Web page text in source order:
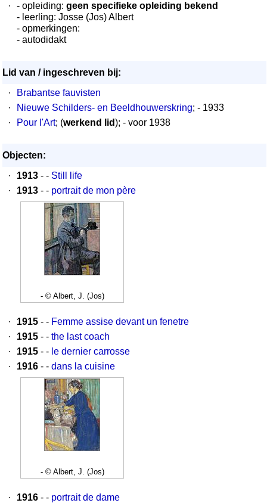
·
- opleiding: geen specifieke opleiding bekend
- leerling: Josse (Jos) Albert
- opmerkingen:
- autodidakt
Lid van / ingeschreven bij:
·
Brabantse fauvisten
·
Nieuwe Schilders- en Beeldhouwerskring; - 1933
·
Pour l'Art; (werkend lid); - voor 1938
Objecten:
·
1913 - - Still life
·
1913 - - portrait de mon père
- © Albert, J. (Jos)
· 1915 - - Femme assise devant un fenetre
·
1915 - - the last coach
·
1915 - - le dernier carrosse
·
1916 - - dans la cuisine
- © Albert, J. (Jos)
· 1916 - - portrait de dame